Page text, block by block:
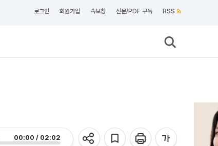
로그인 회원가입 속보창 신문/PDF 구독 RSS
00:00 / 02:02